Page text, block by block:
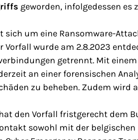
geworden, infolgedessen es
sich um eine Ransomware-
Vorfall wurde am 2.8.2023
getrennt. Mit
an einer forensischen
zu beheben. Zudem wird
hat den Vorfall fristgerecht dem
sowohl mit der